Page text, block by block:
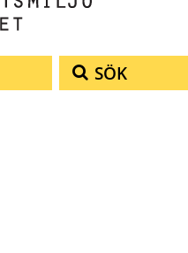
SÖK